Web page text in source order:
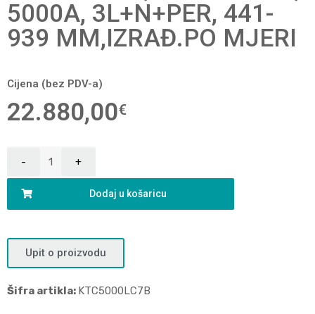
5000A, 3L+N+PER, 441-
939 MM,IZRAĐ.PO MJERI
Cijena (bez PDV-a)
22.880,00€
Dodaj u košaricu
Upit o proizvodu
Šifra artikla: KTC5000LC7B